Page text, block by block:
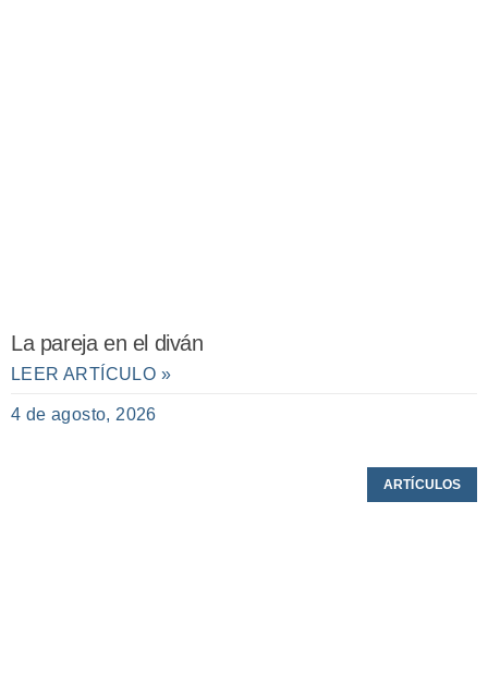
La pareja en el diván
LEER ARTÍCULO »
4 de agosto, 2026
ARTÍCULOS